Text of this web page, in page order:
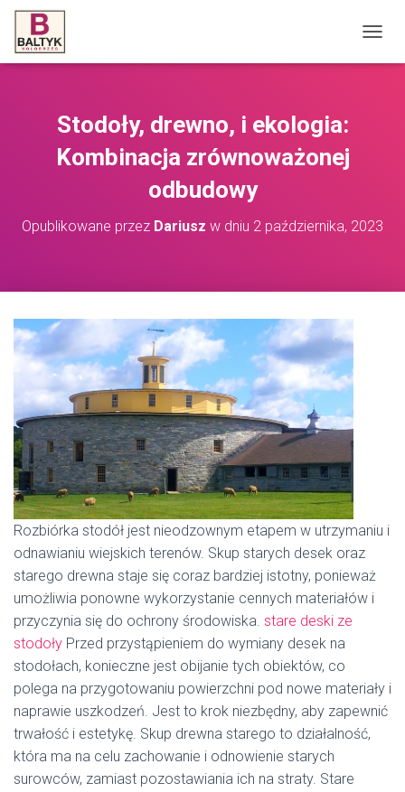
R
I
Stodoły, drewno, i ekologia:
Kombinacja zrównoważonej
odbudowy
Opublikowane przez Dariusz w dniu 2 października, 2023
Rozbiórka stodół jest nieodzownym etapem w utrzymaniu i
odnawianiu wiejskich terenów. Skup starych desek oraz
starego drewna staje się coraz bardziej istotny, ponieważ
umożliwia ponowne wykorzystanie cennych materiałów i
przyczynia się do ochrony środowiska. stare deski ze
stodoły Przed przystąpieniem do wymiany desek na
stodołach, konieczne jest obijanie tych obiektów, co
polega na przygotowaniu powierzchni pod nowe materiały i
naprawie uszkodzeń. Jest to krok niezbędny, aby zapewnić
trwałość i estetykę. Skup drewna starego to działalność,
która ma na celu zachowanie i odnowienie starych
surowców, zamiast pozostawiania ich na straty. Stare